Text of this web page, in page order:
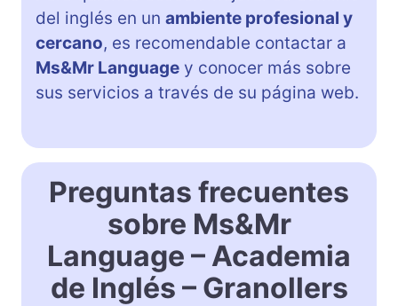
del inglés en un ambiente profesional y
cercano, es recomendable contactar a
Ms&Mr Language y conocer más sobre
sus servicios a través de su página web.
Preguntas frecuentes
sobre Ms&Mr
Language – Academia
de Inglés – Granollers